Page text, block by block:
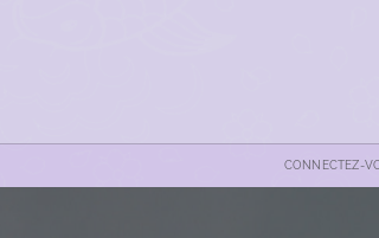
CONNECTEZ-